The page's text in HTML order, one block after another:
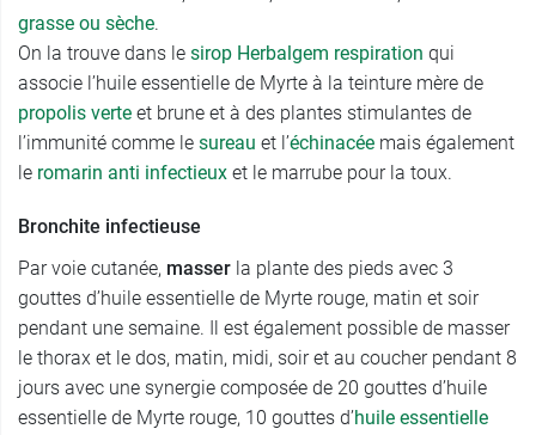
grasse ou sèche.
On la trouve dans le sirop Herbalgem respiration qui
associe l’huile essentielle de Myrte à la teinture mère de
propolis verte et brune et à des plantes stimulantes de
l’immunité comme le sureau et l’échinacée mais également
le romarin anti infectieux et le marrube pour la toux.
Bronchite infectieuse
Par voie cutanée, masser la plante des pieds avec 3
gouttes d’huile essentielle de Myrte rouge, matin et soir
pendant une semaine. Il est également possible de masser
le thorax et le dos, matin, midi, soir et au coucher pendant 8
jours avec une synergie composée de 20 gouttes d’huile
essentielle de Myrte rouge, 10 gouttes d’huile essentielle